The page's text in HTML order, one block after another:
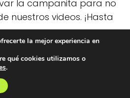
la campanita para no
nuestros videos. ¡Hasta
la mejor experiencia en
qué cookies utilizamos o
.